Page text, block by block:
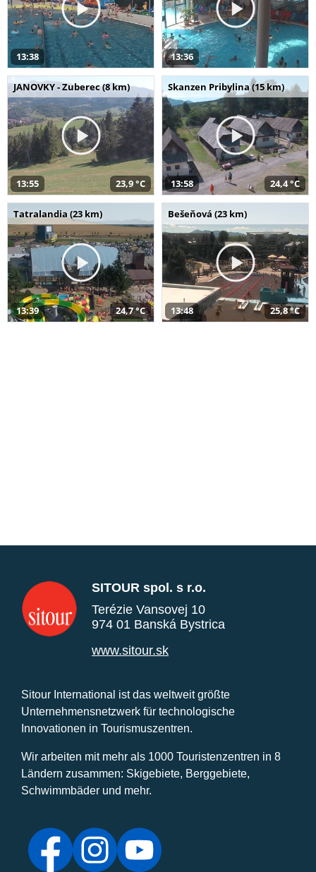
13:38 13:36
JANOVKY - Zuberec (8 km)
13:55 23,9 °C
Skanzen Pribylina (15 km)
13:58 24,4 °C
Tatralandia (23 km)
13:39 24,7 °C
Bešeňová (23 km)
13:48 25,8 °C
SITOUR spol. s r.o.
Terézie Vansovej 10
974 01 Banská Bystrica
www.sitour.sk
Sitour International ist das weltweit größte
Unternehmensnetzwerk für technologische
Innovationen in Tourismuszentren.
Wir arbeiten mit mehr als 1000 Touristenzentren in 8
Ländern zusammen: Skigebiete, Berggebiete,
Schwimmbäder und mehr.